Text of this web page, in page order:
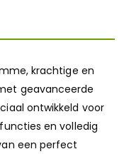
krachtige en
geavanceerde
ontwikkeld voor
en volledig
een perfect